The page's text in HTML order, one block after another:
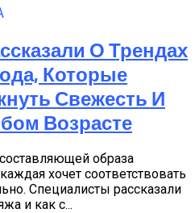
О Трендах
Которые
Свежесть И
Возрасте
образа
хочет соответствовать
Специалисты рассказали
и как с...